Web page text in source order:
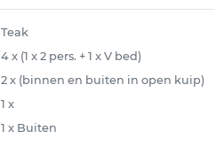
Teak
4 x (1 x 2 pers. + 1 x V bed)
2 x (binnen en buiten in open kuip)
1 x
1 x Buiten